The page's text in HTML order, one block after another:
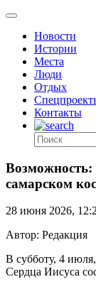
Новости
Истории
Места
Люди
Отдых
Контакты
самарском
28 июня 2026,
Автор: Редакция
В субботу, 4
Сердца Иисуса